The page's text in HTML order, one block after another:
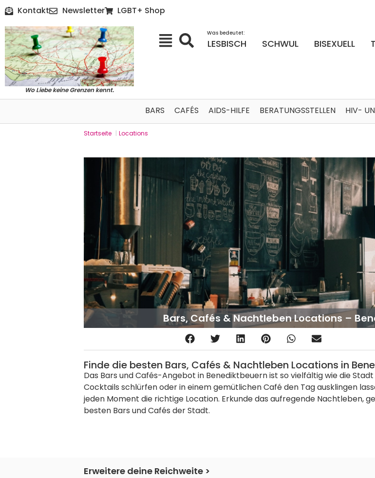
Kontakt Newsletter LGBT+ Shop
Wo Liebe keine Grenzen kennt.
Was bedeutet:
LESBISCH SCHWUL BISEXUELL
BARS CAFÉS AIDS-HILFE BERATUNGSSTELLEN HIV-
Startseite | Locations
Bars, Cafés & Nachtleben Locations –
Finde die besten Bars, Cafés & Nachtleben Locations in
Das Bars und Cafés-Angebot in Benediktbeuern ist so vielfältig wie die
Cocktails schlürfen oder in einem gemütlichen Café den Tag ausklingen
jeden Moment die richtige Location. Erkunde das aufregende Nachtleben,
besten Bars und Cafés der Stadt.
Erweitere deine Reichweite >